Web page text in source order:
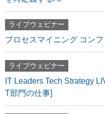
ライブウェビナー
プロセスマイニング コン
ライブウェビナー
IT Leaders Tech Strategy
T部門の仕事]